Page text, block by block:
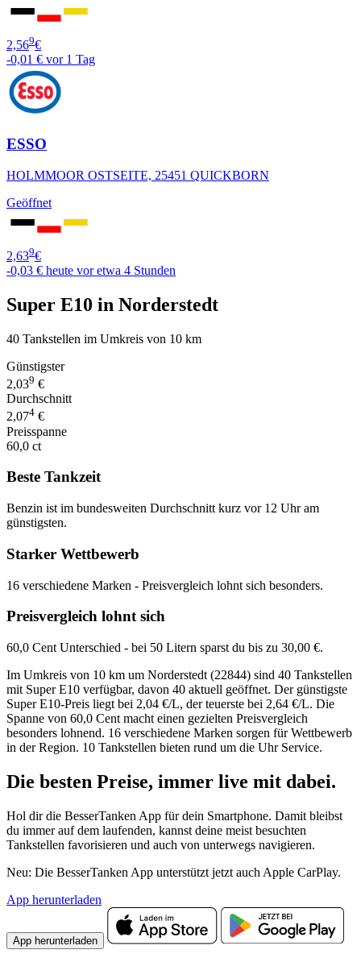
2,569€
-0,01 € vor 1 Tag
ESSO
HOLMMOOR OSTSEITE, 25451 QUICKBORN
Geöffnet
2,639€
-0,03 € heute vor etwa 4 Stunden
Super E10 in Norderstedt
40 Tankstellen im Umkreis von 10 km
Günstigster
2,039 €
Durchschnitt
2,074 €
Preisspanne
60,0 ct
Beste Tankzeit
Benzin ist im bundesweiten Durchschnitt kurz vor 12 Uhr am
günstigsten.
Starker Wettbewerb
16 verschiedene Marken - Preisvergleich lohnt sich besonders.
Preisvergleich lohnt sich
60,0 Cent Unterschied - bei 50 Litern sparst du bis zu 30,00 €.
Im Umkreis von 10 km um Norderstedt (22844) sind 40 Tankstellen
mit Super E10 verfügbar, davon 40 aktuell geöffnet. Der günstigste
Super E10-Preis liegt bei 2,04 €/L, der teuerste bei 2,64 €/L. Die
Spanne von 60,0 Cent macht einen gezielten Preisvergleich
besonders lohnend. 16 verschiedene Marken sorgen für Wettbewerb
in der Region. 10 Tankstellen bieten rund um die Uhr Service.
Die besten Preise, immer live mit dabei.
Hol dir die BesserTanken App für dein Smartphone. Damit bleibst
du immer auf dem laufenden, kannst deine meist besuchten
Tankstellen favorisieren und auch von unterwegs navigieren.
Neu: Die BesserTanken App unterstützt jetzt auch Apple CarPlay.
App herunterladen
App herunterladen